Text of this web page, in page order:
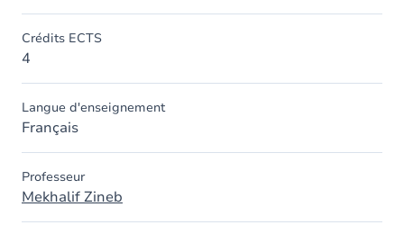
Crédits ECTS
4
Langue d'enseignement
Français
Professeur
Mekhalif Zineb